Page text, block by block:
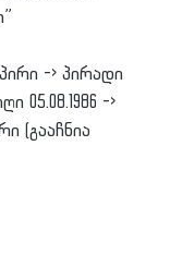
-> პირადი
05.08.1986 ->
(გააჩნია